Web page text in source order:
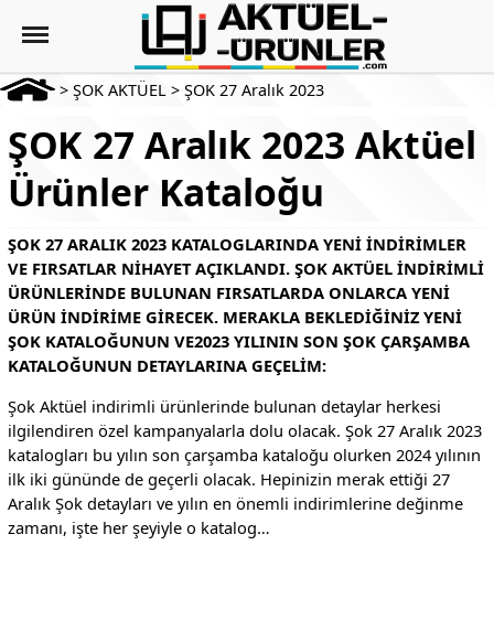
> ŞOK AKTÜEL > ŞOK 27 Aralık 2023
ŞOK 27 Aralık 2023 Aktüel
Ürünler Kataloğu
ŞOK 27 ARALIK 2023 KATALOGLARINDA YENI INDIRIMLER
VE FIRSATLAR NIHAYET AÇIKLANDI. ŞOK AKTÜEL INDIRIMLI
ÜRÜNLERINDE BULUNAN FIRSATLARDA ONLARCA YENI
ÜRÜN INDIRIME GIRECEK. MERAKLA BEKLEDIĞINIZ YENI
ŞOK KATALOĞUNUN VE2023 YILININ SON ŞOK ÇARŞAMBA
KATALOĞUNUN DETAYLARINA GEÇELIM:
Şok Aktüel indirimli ürünlerinde bulunan detaylar herkesi
ilgilendiren özel kampanyalarla dolu olacak. Şok 27 Aralık 2023
katalogları bu yılın son çarşamba kataloğu olurken 2024 yılının
ilk iki gününde de geçerli olacak. Hepinizin merak ettiği 27
Aralık Şok detayları ve yılın en önemli indirimlerine değinme
zamanı, işte her şeyiyle o katalog…